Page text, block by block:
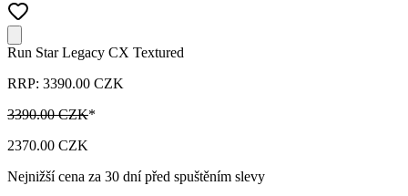
Run Star Legacy CX Textured
RRP: 3390.00 CZK
3390.00 CZK*
2370.00 CZK
Nejnižší cena za 30 dní před spuštěním slevy